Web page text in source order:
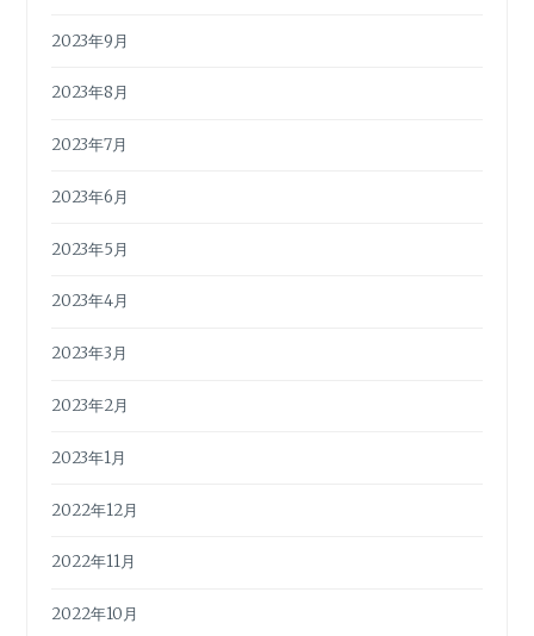
2023年9月
2023年8月
2023年7月
2023年6月
2023年5月
2023年4月
2023年3月
2023年2月
2023年1月
2022年12月
2022年11月
2022年10月